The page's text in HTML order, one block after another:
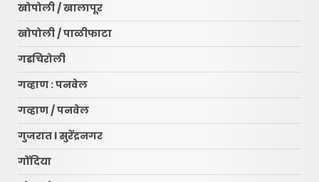
खोपोली / खालापूर
खोपोली / पाळीफाटा
गडचिरोली
गव्हाण : पनवेल
गव्हाण / पनवेल
गुजरात l सुरेंद्रनगर
गोंदिया